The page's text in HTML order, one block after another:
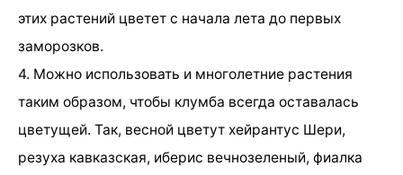
этих растений цветет с начала лета до первых
заморозков.
4. Можно использовать и многолетние растения
таким образом, чтобы клумба всегда оставалась
цветущей. Так, весной цветут хейрантус Шери,
резуха кавказская, иберис вечнозеленый, фиалка